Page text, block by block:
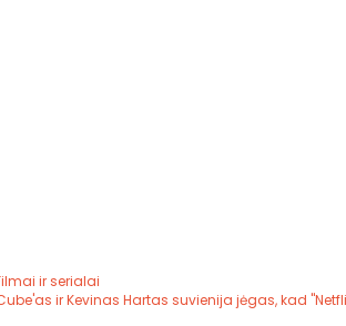
ir serialai
ir Kevinas Hartas suvienija jėgas, kad